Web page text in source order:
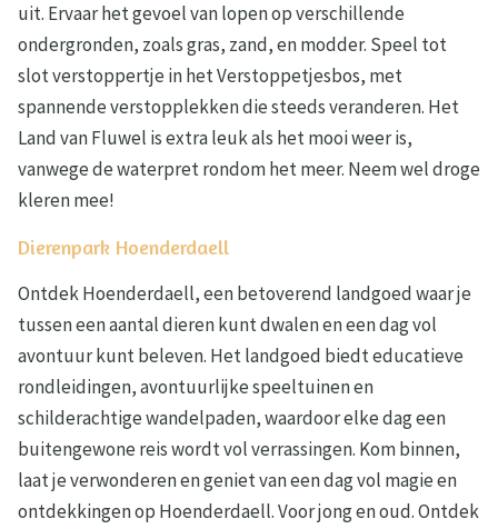
uit. Ervaar het gevoel van lopen op verschillende
ondergronden, zoals gras, zand, en modder. Speel tot
slot verstoppertje in het Verstoppetjesbos, met
spannende verstopplekken die steeds veranderen. Het
Land van Fluwel is extra leuk als het mooi weer is,
vanwege de waterpret rondom het meer. Neem wel droge
kleren mee!
Dierenpark Hoenderdaell
Ontdek Hoenderdaell, een betoverend landgoed waar je
tussen een aantal dieren kunt dwalen en een dag vol
avontuur kunt beleven. Het landgoed biedt educatieve
rondleidingen, avontuurlijke speeltuinen en
schilderachtige wandelpaden, waardoor elke dag een
buitengewone reis wordt vol verrassingen. Kom binnen,
laat je verwonderen en geniet van een dag vol magie en
ontdekkingen op Hoenderdaell. Voor jong en oud. Ontdek